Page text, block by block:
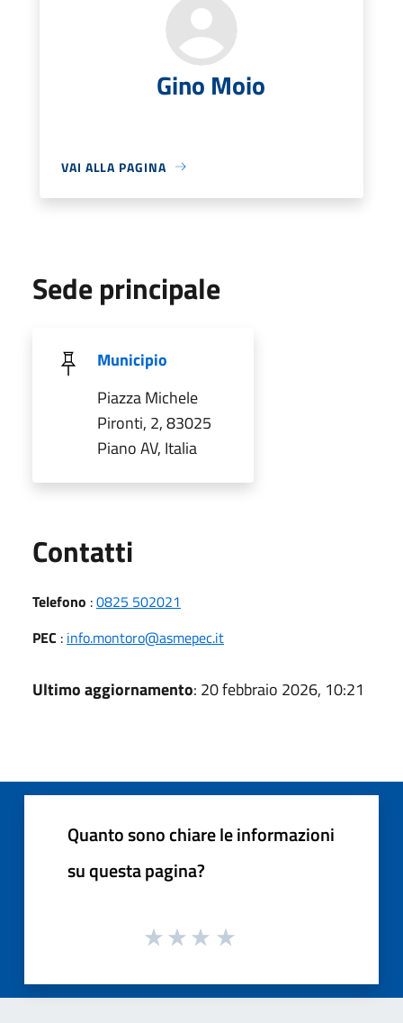
Gino Moio
VAI ALLA PAGINA
Sede principale
Municipio
Piazza Michele
Pironti, 2, 83025
Piano AV, Italia
Contatti
Telefono :0825 502021
PEC : info.montoro@asmepec.it
Ultimo aggiornamento: 20 febbraio 2026, 10:21
Quanto sono chiare le informazioni
su questa pagina?